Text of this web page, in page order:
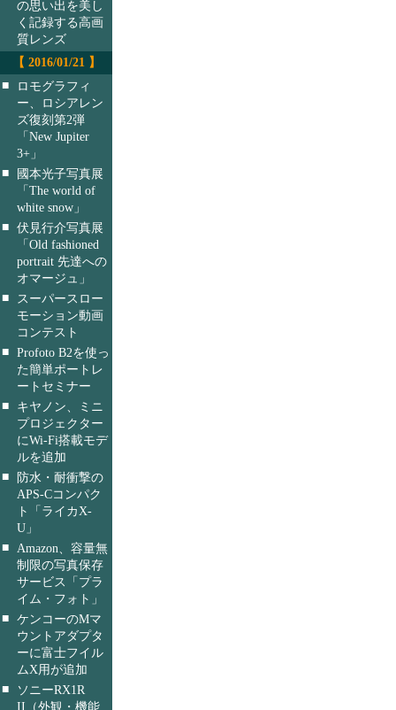
の思い出を美し
く記録する高画
質レンズ
【 2016/01/21 】
■
ロモグラフィ
ー、ロシアレン
ズ復刻第2弾
「New Jupiter
3+」
■
國本光子写真展
「The world of
white snow」
■ 伏見行介写真展
「Old fashioned
portrait 先達への
オマージュ」
■
スーパースロー
モーション動画
コンテスト
■ Profoto B2を使っ
た簡単ポートレ
ートセミナー
■
キヤノン、ミニ
プロジェクター
にWi-Fi搭載モデ
ルを追加
■
防水・耐衝撃の
APS-Cコンパク
ト「ライカX-
U」
■
Amazon、容量無
制限の写真保存
サービス「プラ
イム・フォト」
■ ケンコーのMマ
ウントアダプタ
ーに富士フイル
ムX用が追加
■
ソニーRX1R
II（外観・機能